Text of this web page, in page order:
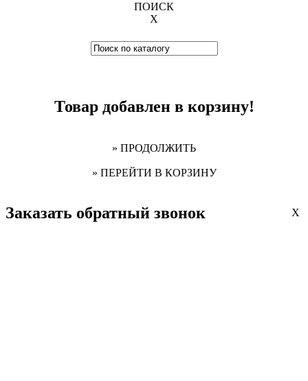
ПОИСК
X
Товар добавлен в корзину!
» ПРОДОЛЖИТЬ
» ПЕРЕЙТИ В КОРЗИНУ
Заказать обратный звонок X